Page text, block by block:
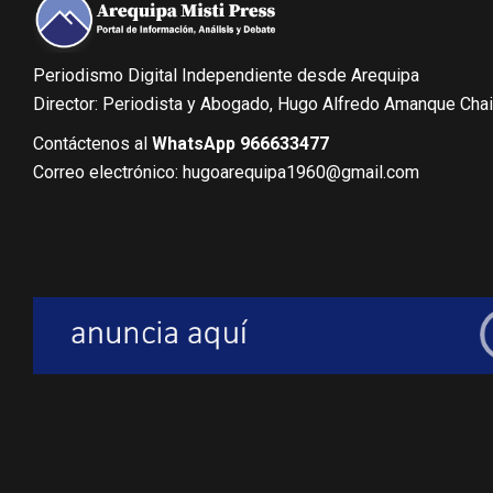
Periodismo Digital Independiente desde Arequipa
Director: Periodista y Abogado, Hugo Alfredo Amanque
Contáctenos al WhatsApp 966633477
Correo electrónico: hugoarequipa1960@gmail.com